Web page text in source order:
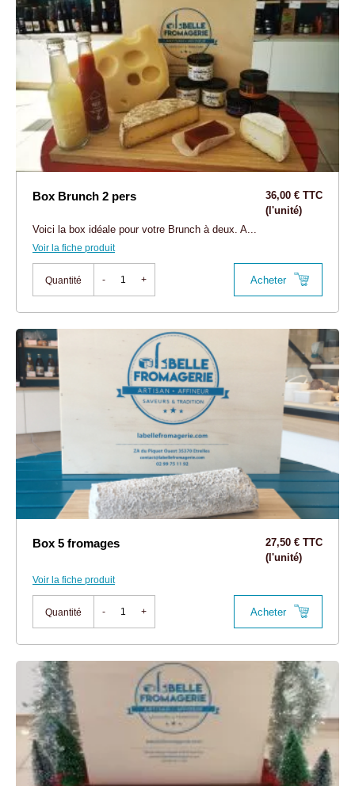
Box Brunch 2 pers
36,00 € TTC
(l'unité)
Voici la box idéale pour votre Brunch à deux. A...
Voir la fiche produit
Quantité - + Acheter
Box 5 fromages
27,50 € TTC
(l'unité)
Voir la fiche produit
Quantité - + Acheter